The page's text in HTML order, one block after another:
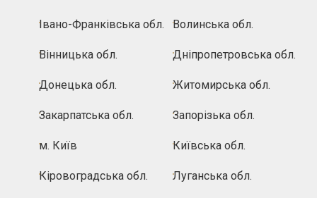
Івано-Франківська обл. Волинська обл.
Вінницька обл. Дніпропетровська обл.
Донецька обл. Житомирська обл.
Закарпатська обл. Запорізька обл.
м. Київ Київська обл.
Кіровоградська обл. Луганська обл.